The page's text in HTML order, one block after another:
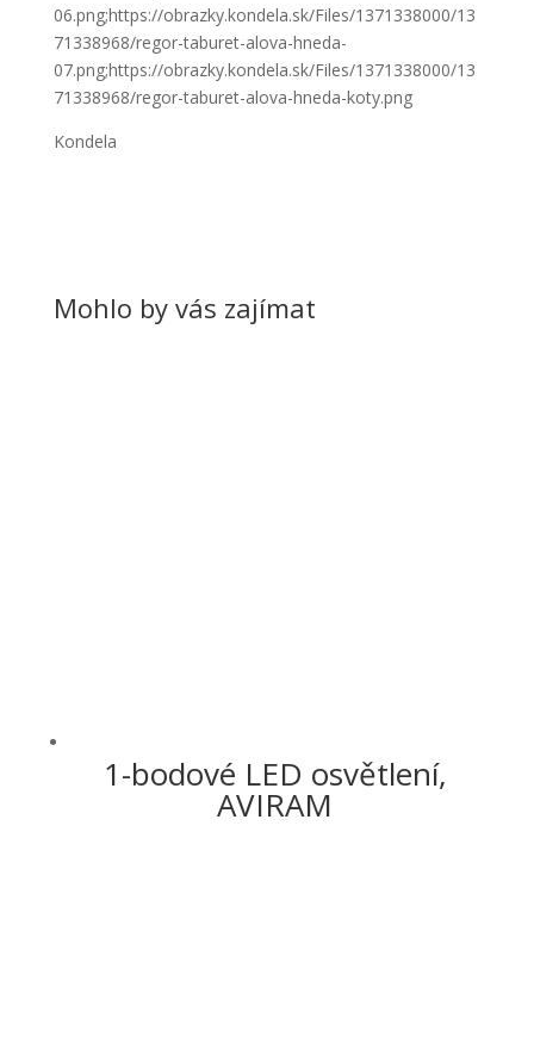
06.png;https://obrazky.kondela.sk/Files/1371338000/13
71338968/regor-taburet-alova-hneda-
07.png;https://obrazky.kondela.sk/Files/1371338000/13
71338968/regor-taburet-alova-hneda-koty.png
Kondela
Mohlo by vás zajímat
1-bodové LED osvětlení,
AVIRAM